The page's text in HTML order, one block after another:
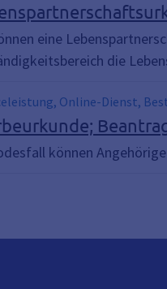
eine
die
Online-Dienst,
können